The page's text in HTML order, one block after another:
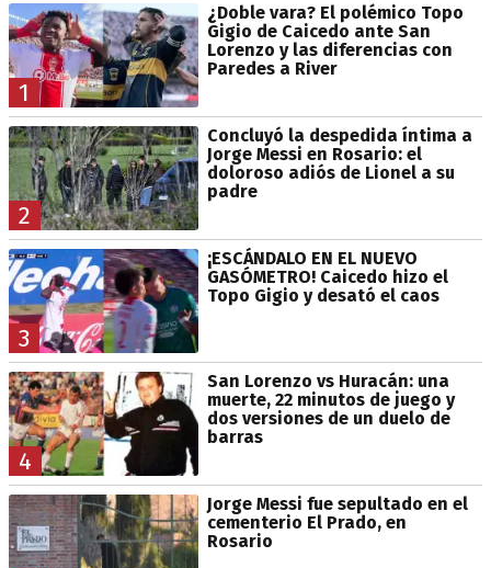
1
¿Doble vara? El polémico Topo
Gigio de Caicedo ante San
Lorenzo y las diferencias con
Paredes a River
2
Concluyó la despedida íntima a
Jorge Messi en Rosario: el
doloroso adiós de Lionel a su
padre
3
¡ESCÁNDALO EN EL NUEVO
GASÓMETRO! Caicedo hizo el
Topo Gigio y desató el caos
4
San Lorenzo vs Huracán: una
muerte, 22 minutos de juego y
dos versiones de un duelo de
barras
Jorge Messi fue sepultado en el
cementerio El Prado, en
Rosario